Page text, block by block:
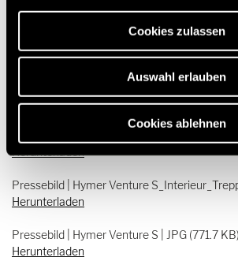
erforderlich sind.
Cookies zulassen
Auswahl erlauben
Cookies ablehnen
Pressebild | Hymer Venture
Herunterladen
Herunterladen
Pressebild | Hymer Venture
Herunterladen
Pressebild | Hymer Venture S | JPG (771.7 KB)
Herunterladen